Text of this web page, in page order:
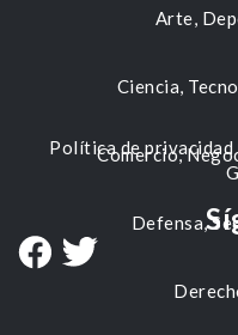
Arte,
Ciencia,
Comercio,
Defensa,
Política de privacidad